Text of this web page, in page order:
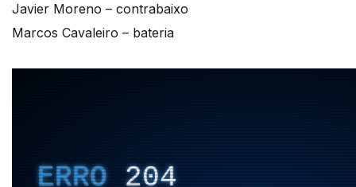
Javier Moreno – contrabaixo
Marcos Cavaleiro – bateria